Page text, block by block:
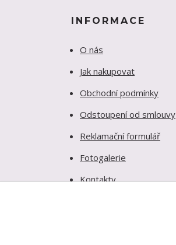
INFORMACE
O nás
Jak nakupovat
Obchodní podmínky
Odstoupení od smlouvy
Reklamační formulář
Fotogalerie
Kontakty